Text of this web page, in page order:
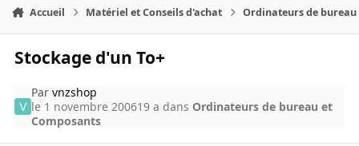
Accueil Matériel et Conseils d'achat Ordinateurs de bureau
Stockage d'un To+
Parvnzshop
le 1 novembre 200619 a dans Ordinateurs de bureau et
Composants